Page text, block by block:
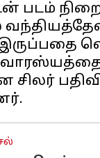
படம்
சிலர்